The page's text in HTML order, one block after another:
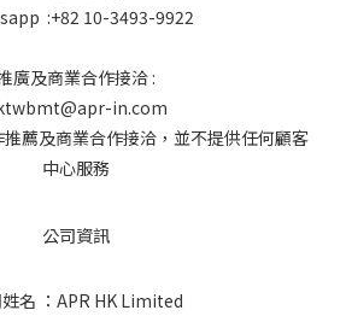
:+82 10-3493-9922
廣及商業合作接洽 :
in.com
薦及商業合作接洽，並不提供任何顧客
中心服務
公司資訊
名 ：APR HK Limited